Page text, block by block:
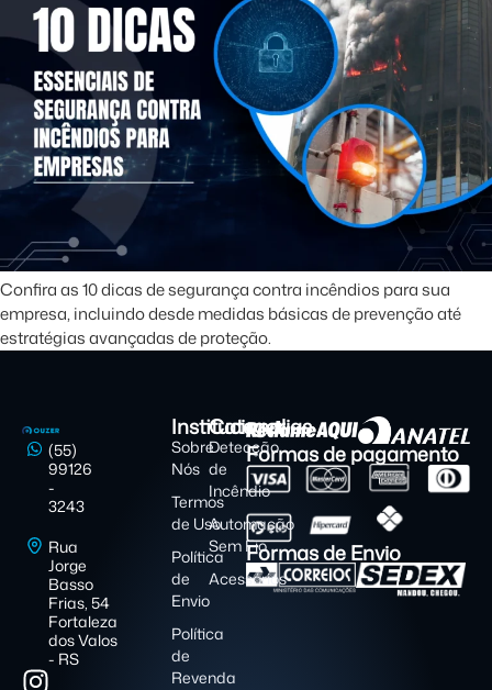
Confira as 10 dicas de segurança contra incêndios para sua
empresa, incluindo desde medidas básicas de prevenção até
estratégias avançadas de proteção.
(55)
99126
-
3243
Rua
Jorge
Basso
Frias, 54
Fortaleza
dos Valos
- RS
Institucional
Sobre
Nós
Termos
de Uso
Política
de
Envio
Política
de
Revenda
Categorias
Detecção
de
Incêndio
Automação
Sem Fio
Acessórios
Formas de pagamento
Formas de Envio